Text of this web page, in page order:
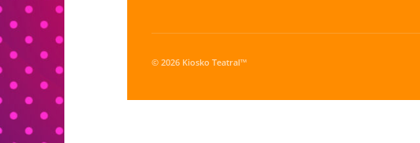
© 2026 Kiosko Teatral™